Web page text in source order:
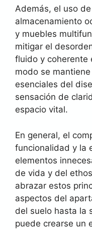
Además, el uso
almacenamiento
y muebles
mitigar el
fluido y coherente
modo se
esenciales del
sensación de
espacio vital.
En general, el
funcionalidad y la
elementos
de vida y del
abrazar estos
aspectos del
del suelo hasta la
puede crearse un